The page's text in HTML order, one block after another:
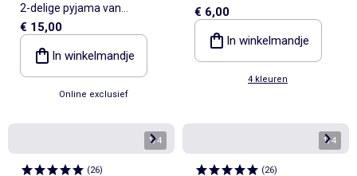
2-delige pyjama van
koraalfleece - Sweatshirt +
broek
€ 15,00
In winkelmandje
Online exclusief
jerseytricot - 2-delig
€ 6,00
In winkelmandje
4 kleuren
1/4
(26)
1/4
(26)